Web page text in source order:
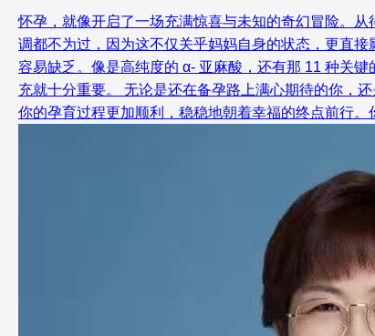
怀孕，就像开启了一场充满惊喜与未知的奇幻冒险。
调都不为过，因为这不仅关乎妈妈自身的状态，更直
容易缺乏。像是高纯度的 α- 亚麻酸，还有那 11 种关
充就十分重要。 无论是还在备孕路上满心期待的你，
你的孕育过程更加顺利，稳稳地朝着幸福的终点前行